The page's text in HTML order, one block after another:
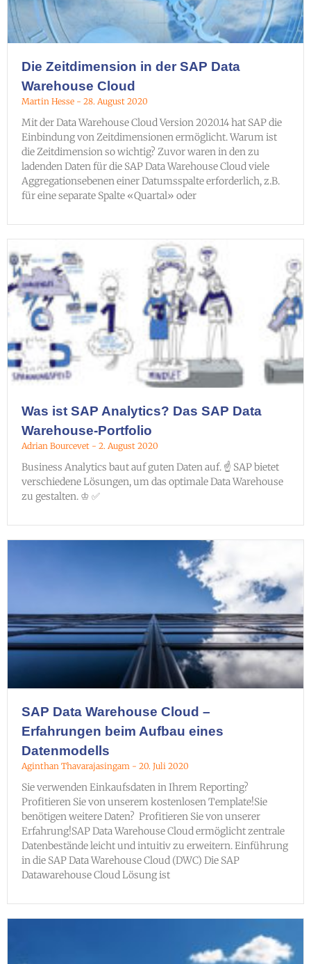
Die Zeitdimension in der SAP Data
Warehouse Cloud
Martin Hesse 28. August 2020
Mit der Data Warehouse Cloud Version 2020.14 hat SAP die
Einbindung von Zeitdimensionen ermöglicht. Warum ist
die Zeitdimension so wichtig? Zuvor waren in den zu
ladenden Daten für die SAP Data Warehouse Cloud viele
Aggregationsebenen einer Datumsspalte erforderlich, z.B.
für eine separate Spalte «Quartal» oder
Was ist SAP Analytics? Das SAP Data
Warehouse-Portfolio
Adrian Bourcevet 2. August 2020
Business Analytics baut auf guten Daten auf. ☝ SAP bietet
verschiedene Lösungen, um das optimale Data Warehouse
zu gestalten. ♔ ✅
SAP Data Warehouse Cloud –
Erfahrungen beim Aufbau eines
Datenmodells
Aginthan Thavarajasingam 20. Juli 2020
Sie verwenden Einkaufsdaten in Ihrem Reporting?
Profitieren Sie von unserem kostenlosen Template!Sie
benötigen weitere Daten? Profitieren Sie von unserer
Erfahrung!SAP Data Warehouse Cloud ermöglicht zentrale
Datenbestände leicht und intuitiv zu erweitern. Einführung
in die SAP Data Warehouse Cloud (DWC) Die SAP
Datawarehouse Cloud Lösung ist